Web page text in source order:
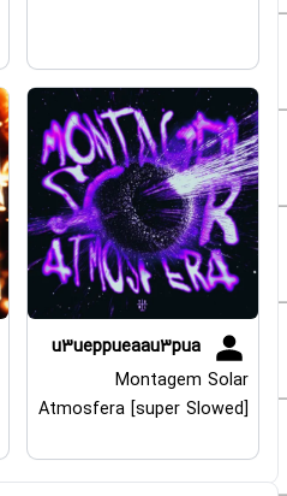
u3ueppueaau3pua
Montagem Solar
Atmosfera [super Slowed]